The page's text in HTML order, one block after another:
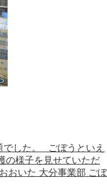
でした。 ごぼうといえ
の様子を見せていただ
おいた 大分事業部 ごぼ